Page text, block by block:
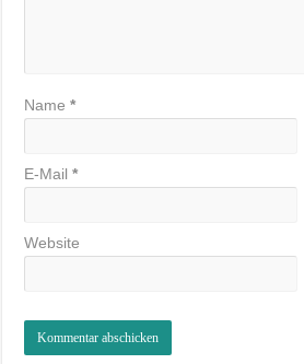
Name*
E-Mail*
Website